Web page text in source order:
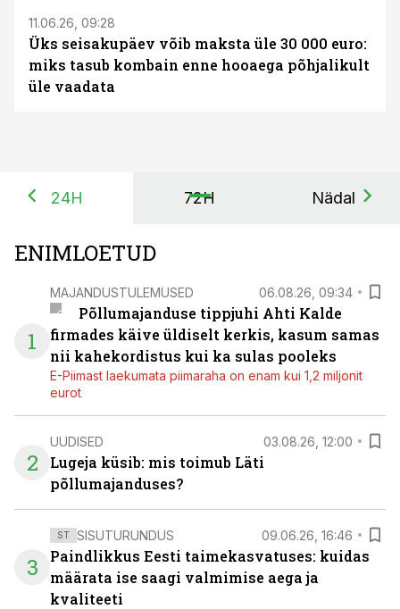
11.06.26, 09:28
Üks seisakupäev võib maksta üle 30 000 euro:
miks tasub kombain enne hooaega põhjalikult
üle vaadata
24H 72H Nädal
ENIMLOETUD
1
MAJANDUSTULEMUSED 06.08.26, 09:34
Põllumajanduse tippjuhi Ahti Kalde
firmades käive üldiselt kerkis, kasum samas
nii kahekordistus kui ka sulas pooleks
E-Piimast laekumata piimaraha on enam kui 1,2 miljonit
eurot
2
UUDISED 03.08.26, 12:00
Lugeja küsib: mis toimub Läti
põllumajanduses?
3
ST SISUTURUNDUS 09.06.26, 16:46
Paindlikkus Eesti taimekasvatuses: kuidas
määrata ise saagi valmimise aega ja
kvaliteeti